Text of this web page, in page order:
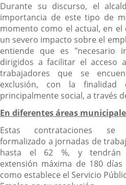
Durante su discurso, el
importancia de este tipo de
momento como el actual, en
un severo impacto sobre el
entiende que es "necesario
dirigidos a facilitar el acceso
trabajadores que se
exclusión, con la
principalmente social, a través
En diferentes áreas
Estas contrataciones se
formalizado a jornadas de
hasta el 62 %, y tendrán
extensión máxima de 180
como establece el Servicio